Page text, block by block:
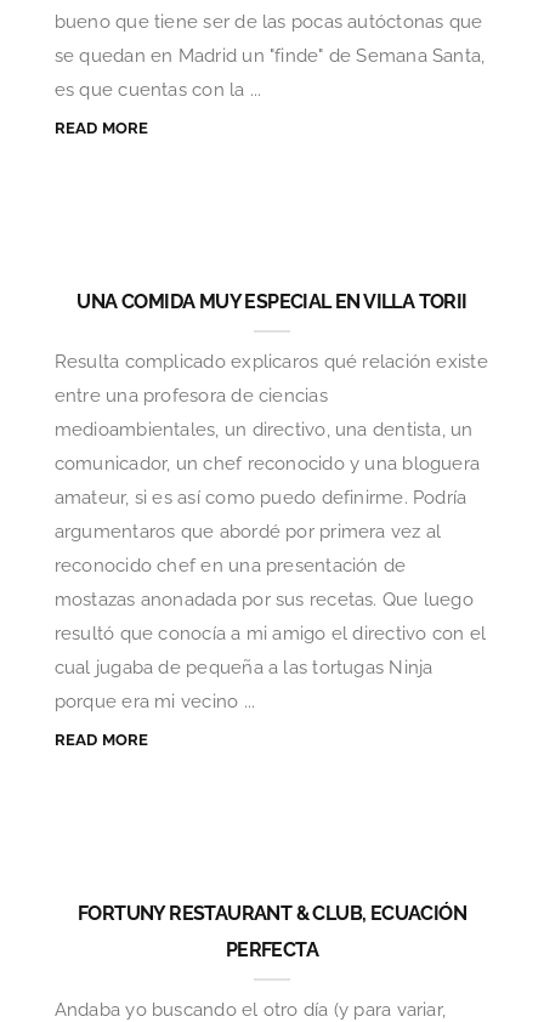
bueno que tiene ser de las pocas autóctonas que
se quedan en Madrid un "finde" de Semana Santa,
es que cuentas con la ...
READ MORE
UNA COMIDA MUY ESPECIAL EN VILLA TORII
Resulta complicado explicaros qué relación existe
entre una profesora de ciencias
medioambientales, un directivo, una dentista, un
comunicador, un chef reconocido y una bloguera
amateur, si es así como puedo definirme. Podría
argumentaros que abordé por primera vez al
reconocido chef en una presentación de
mostazas anonadada por sus recetas. Que luego
resultó que conocía a mi amigo el directivo con el
cual jugaba de pequeña a las tortugas Ninja
porque era mi vecino ...
READ MORE
FORTUNY RESTAURANT & CLUB, ECUACIÓN
PERFECTA
Andaba yo buscando el otro día (y para variar,